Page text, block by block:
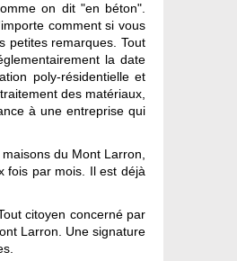
on dit "en béton".
comment si vous
petites remarques. Tout
la date
poly-résidentielle et
des matériaux,
à une entreprise qui
du Mont Larron,
fois par mois. Il est déjà
citoyen concerné par
Larron. Une signature